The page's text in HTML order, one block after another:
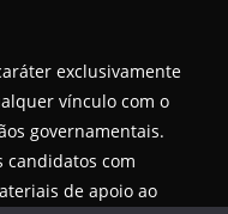
exclusivamente
vínculo com o
governamentais.
candidatos com
de apoio ao